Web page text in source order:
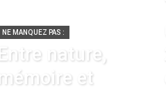
NE MANQUEZ PAS :
Entre nature,
mémoire et